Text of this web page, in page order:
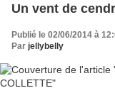
Un vent de
Publié le 02/06/2014 à
Par jellybelly